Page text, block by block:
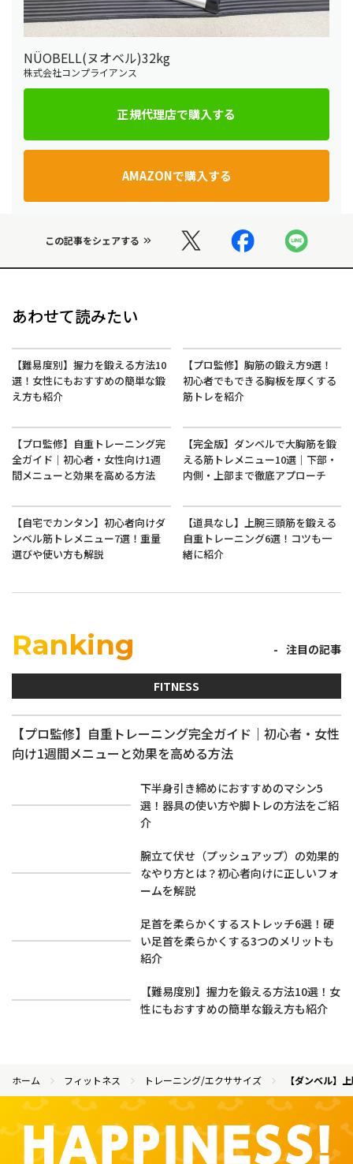
NÜOBELL(ヌオベル)32kg
株式会社コンプライアンス
正規代理店で購入する
AMAZONで購入する
この記事をシェアする
あわせて読みたい
【難易度別】握力を鍛える方法10
選！女性にもおすすめの簡単な鍛
え方も紹介
【プロ監修】胸筋の鍛え方9選！
初心者でもできる胸板を厚くする
筋トレを紹介
【プロ監修】自重トレーニング完
全ガイド｜初心者・女性向け1週
間メニューと効果を高める方法
【完全版】ダンベルで大胸筋を鍛
える筋トレメニュー10選｜下部・
内側・上部まで徹底アプローチ
【自宅でカンタン】初心者向けダ
ンベル筋トレメニュー7選！重量
選びや使い方も解説
【道具なし】上腕三頭筋を鍛える
自重トレーニング6選！コツも一
緒に紹介
Ranking 注目の記事
FITNESS
【プロ監修】自重トレーニング完全ガイド｜初心者・女性
向け1週間メニューと効果を高める方法
下半身引き締めにおすすめのマシン5
選！器具の使い方や脚トレの方法をご紹
介
腕立て伏せ（プッシュアップ）の効果的
なやり方とは？初心者向けに正しいフォ
ームを解説
足首を柔らかくするストレッチ6選！硬
い足首を柔らかくする3つのメリットも
紹介
【難易度別】握力を鍛える方法10選！女
性にもおすすめの簡単な鍛え方も紹介
ホーム フィットネス トレーニング/エクササイズ 【ダンベル】